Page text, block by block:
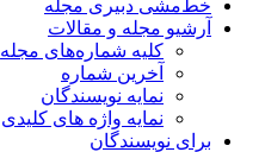
خط‌مشی دبیری مجله
آرشیو مجله و مقالات
کلیه شماره‌های مجله
آخرین شماره
نمایه نویسندگان
نمایه واژه های کلیدی
برای نویسندگان